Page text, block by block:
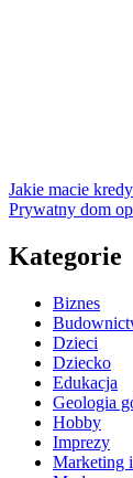
Jakie macie
Prywatny dom
Kategorie
Biznes
Dzieci
Dziecko
Edukacja
Geologia
Hobby
Imprezy
Marketing